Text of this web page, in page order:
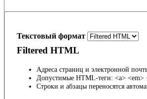
Текстовый формат
Filtered HTML
Адреса страниц и электронной
Допустимые HTML-теги: <a>
Строки и абзацы переносятся